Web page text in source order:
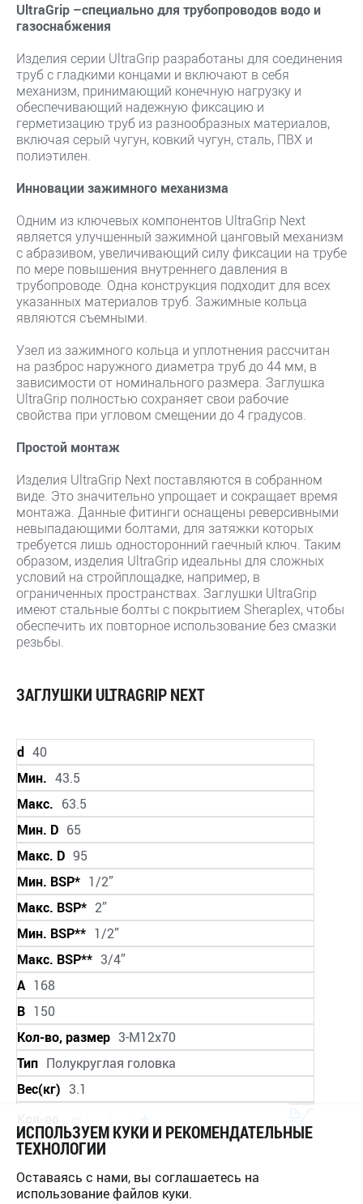
UltraGrip –специально для трубопроводов водо и
газоснабжения
Изделия серии UltraGrip разработаны для соединения
труб с гладкими концами и включают в себя
механизм, принимающий конечную нагрузку и
обеспечивающий надежную фиксацию и
герметизацию труб из разнообразных материалов,
включая серый чугун, ковкий чугун, сталь, ПВХ и
полиэтилен.
Инновации зажимного механизма
Одним из ключевых компонентов UltraGrip Next
является улучшенный зажимной цанговый механизм
с абразивом, увеличивающий силу фиксации на трубе
по мере повышения внутреннего давления в
трубопроводе. Одна конструкция подходит для всех
указанных материалов труб. Зажимные кольца
являются съемными.
Узел из зажимного кольца и уплотнения рассчитан
на разброс наружного диаметра труб до 44 мм, в
зависимости от номинального размера. Заглушка
UltraGrip полностью сохраняет свои рабочие
свойства при угловом смещении до 4 градусов.
Простой монтаж
Изделия UltraGrip Next поставляются в собранном
виде. Это значительно упрощает и сокращает время
монтажа. Данные фитинги оснащены реверсивными
невыпадающими болтами, для затяжки которых
требуется лишь односторонний гаечный ключ. Таким
образом, изделия UltraGrip идеальны для сложных
условий на стройплощадке, например, в
ограниченных пространствах. Заглушки UltraGrip
имеют стальные болты с покрытием Sheraplex, чтобы
обеспечить их повторное использование без смазки
резьбы.
ЗАГЛУШКИ ULTRAGRIP NEXT
d 40
Мин. 43.5
Макс. 63.5
Мин. D 65
Макс. D 95
Мин. BSP* 1/2”
Макс. BSP* 2”
Мин. BSP** 1/2”
Макс. BSP** 3/4”
A 168
B 150
Кол-во, размер 3-M12x70
Тип Полукруглая головка
Вес(кг) 3.1
d 65
ИСПОЛЬЗУЕМ КУКИ И РЕКОМЕНДАТЕЛЬНЫЕ
ТЕХНОЛОГИИ
Оставаясь с нами, вы соглашаетесь на
использование файлов куки.